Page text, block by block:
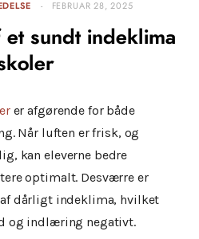
FEBRUAR 28, 2025
sundt indeklima
er afgørende for både
Når luften er frisk, og
kan eleverne bedre
optimalt. Desværre er
dårligt indeklima, hvilket
og indlæring negativt.